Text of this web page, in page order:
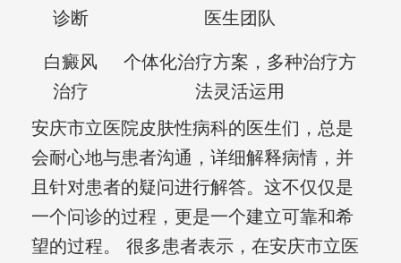
诊断
医生团队
白癜风
治疗
个体化治疗方案，多种治疗方
法灵活运用
安庆市立医院皮肤性病科的医生们，总是
会耐心地与患者沟通，详细解释病情，并
且针对患者的疑问进行解答。这不仅仅是
一个问诊的过程，更是一个建立可靠和希
望的过程。 很多患者表示，在安庆市立医